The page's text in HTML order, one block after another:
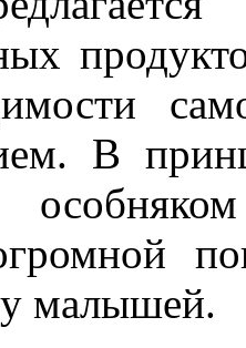
В
малышей.